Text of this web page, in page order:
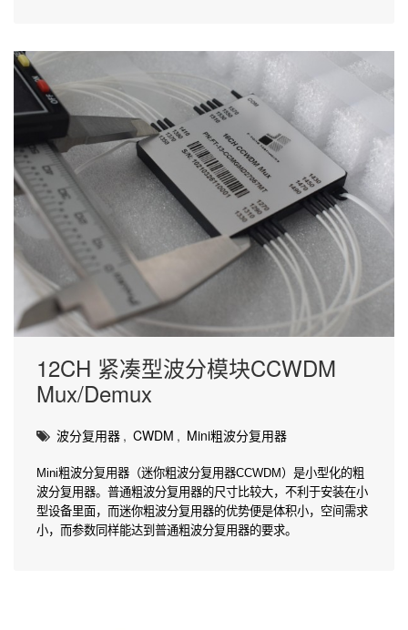
12CH 紧凑型波分模块CCWDM
Mux/Demux
波分复用器 , CWDM , Mini粗波分复用器
Mini粗波分复用器（迷你粗波分复用器CCWDM）是小型化的粗
波分复用器。普通粗波分复用器的尺寸比较大，不利于安装在小
型设备里面，而迷你粗波分复用器的优势便是体积小，空间需求
小，而参数同样能达到普通粗波分复用器的要求。